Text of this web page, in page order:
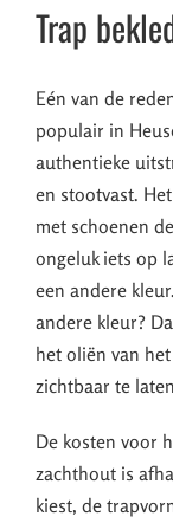
Trap
Eén van de
populair in
authentieke
en stootvast.
met schoenen
ongeluk iets op
een andere
andere kleur?
het oliën van
zichtbaar te
De kosten voor
zachthout is
kiest, de